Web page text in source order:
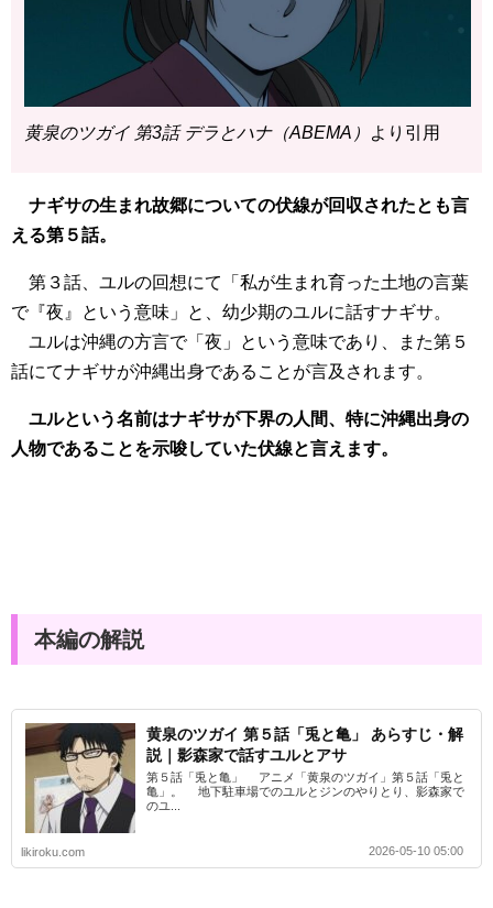
黄泉のツガイ 第3話 デラとハナ（ABEMA） より引用
ナギサの生まれ故郷についての伏線が回収されたとも言
える第５話。
第３話、ユルの回想にて「私が生まれ育った土地の言葉
で『夜』という意味」と、幼少期のユルに話すナギサ。
ユルは沖縄の方言で「夜」という意味であり、また第５
話にてナギサが沖縄出身であることが言及されます。
ユルという名前はナギサが下界の人間、特に沖縄出身の
人物であることを示唆していた伏線と言えます。
本編の解説
黄泉のツガイ 第５話「兎と亀」 あらすじ・解
説｜影森家で話すユルとアサ
第５話「兎と亀」 アニメ「黄泉のツガイ」第５話「兎と
亀」。 地下駐車場でのユルとジンのやりとり、影森家で
のユ...
likiroku.com 2026-05-10 05:00